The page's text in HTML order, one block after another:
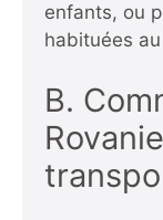
enfants, ou
habituées
B.